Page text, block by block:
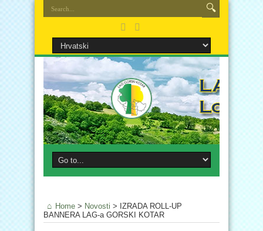
Home > Novosti > IZRADA ROLL-UP
BANNERA LAG-a GORSKI KOTAR